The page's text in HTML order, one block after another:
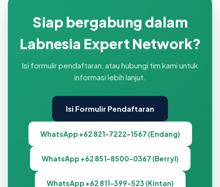
Siap bergabung dalam
Labnesia Expert Network?
Isi formulir pendaftaran, atau hubungi tim kami untuk
informasi lebih lanjut.
Isi Formulir Pendaftaran
WhatsApp +62 821-7222-1567 (Endang)
WhatsApp +62 851-8500-0367 (Berryl)
WhatsApp +62 811-399-523 (Kintan)